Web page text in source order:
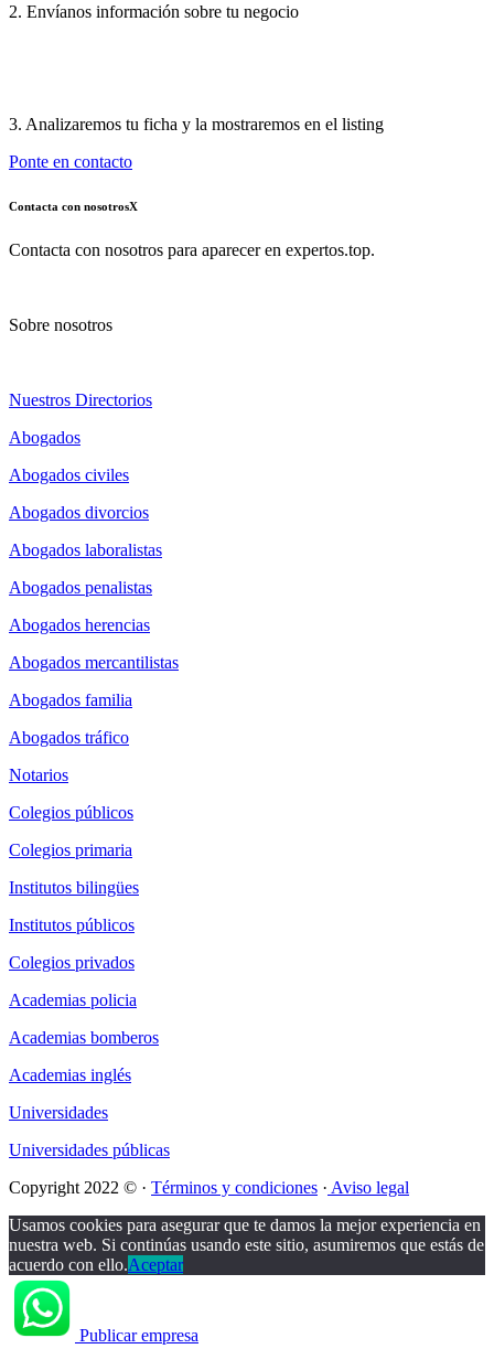
2. Envíanos información sobre tu negocio
3. Analizaremos tu ficha y la mostraremos en el listing
Ponte en contacto
Contacta con nosotrosX
Contacta con nosotros para aparecer en expertos.top.
Sobre nosotros
Nuestros Directorios
Abogados
Abogados civiles
Abogados divorcios
Abogados laboralistas
Abogados penalistas
Abogados herencias
Abogados mercantilistas
Abogados familia
Abogados tráfico
Notarios
Colegios públicos
Colegios primaria
Institutos bilingües
Institutos públicos
Colegios privados
Academias policia
Academias bomberos
Academias inglés
Universidades
Universidades públicas
Copyright 2022 © · Términos y condiciones · Aviso legal
Usamos cookies para asegurar que te damos la mejor experiencia en
nuestra web. Si continúas usando este sitio, asumiremos que estás de
acuerdo con ello.Aceptar
Publicar empresa